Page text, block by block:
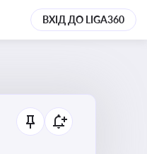
ВХІД ДО LIGA360